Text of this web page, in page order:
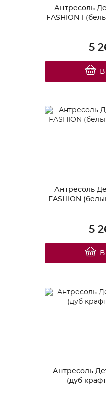
Антресоль
FASHION 1
5
Антресоль
FASHION
5
Антресоль
(дуб